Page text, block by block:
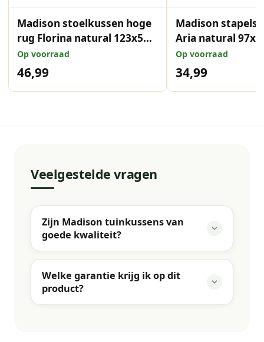
Madison stoelkussen hoge
rug Florina natural 123x50
cm
Op voorraad
46,99
Madison
Aria natural
Op voorraad
34,99
Veelgestelde vragen
Zijn Madison tuinkussens van
goede kwaliteit?
Welke garantie krijg ik op dit
product?